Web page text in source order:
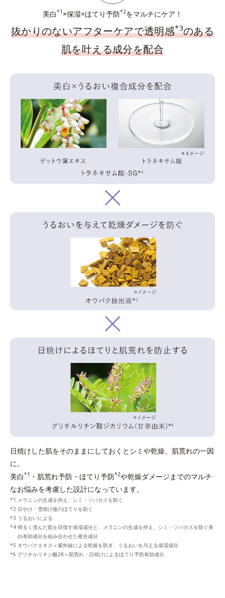
美白*1 ×保湿×ほてり予防*2をマルチにケア！
抜かりのないアフターケアで透明感*3のある
肌を叶える成分を配合
日焼けした肌をそのままにしておくとシミや乾燥、肌荒れの一因
に。
美白*1 ・肌荒れ予防・ほてり予防*2や乾燥ダメージまでのマルチ
なお悩みを考慮した設計になっています。
メラニンの生成を抑え、シミ・ソバカスを防ぐ
日やけ・雪焼け後のほてりを防ぐ
うるおいによる
明るく澄んだ肌を目指す保湿成分と、メラニンの生成を抑え、シミ・ソバカスを防ぐ美
白有効成分を組み合わせた複合成分
オウバクエキス＝紫外線による乾燥を防ぎ、うるおいを与える保湿成分
グリチルリチン酸2K＝肌荒れ・日焼けによるほてり予防有効成分